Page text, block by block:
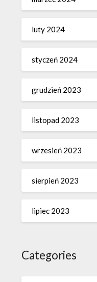
luty 2024
styczeń 2024
grudzień 2023
listopad 2023
wrzesień 2023
sierpień 2023
lipiec 2023
Categories